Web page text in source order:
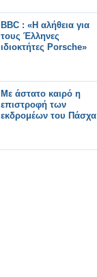
BBC : «Η αλήθεια για
τους Έλληνες
ιδιοκτήτες Porsche»
Με άστατο καιρό η
επιστροφή των
εκδρομέων του Πάσχα